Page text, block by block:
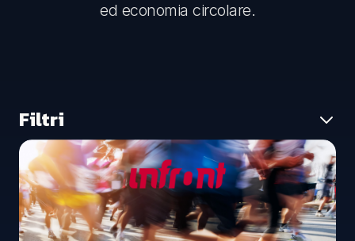
ed economia circolare.
Filtri
Tutti i settori
Agroalimentare
Automotive
Beauty e cosmetica
Edilizia – Infrastrutture